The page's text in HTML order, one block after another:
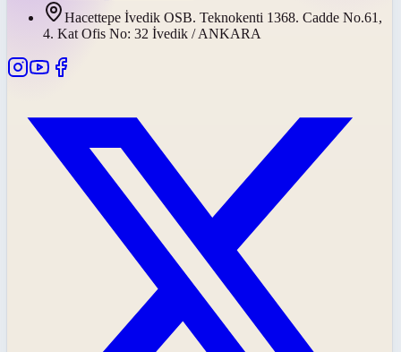
Hacettepe İvedik OSB. Teknokenti 1368. Cadde No.61,
4. Kat Ofis No: 32 İvedik / ANKARA